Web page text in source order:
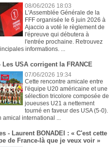
08/06/2026 18:03
L'Assemblée Générale de la
FFF organisée le 6 juin 2026 à
Ajaccio a voté le règlement de
l'épreuve qui débutera à
l'entrée prochaine. Retrouvez
informations. ...
Les USA corrigent la FRANCE
07/06/2026 19:34
Cette rencontre amicale entre
l'équipe U20 américaine et une
sélection tricolore composée de
joueuses U21 a nettement
tourné en faveur des USA (5-0).
amical international ...
- Laurent BONADEI : « C'est cette
de France-là que je veux voir »